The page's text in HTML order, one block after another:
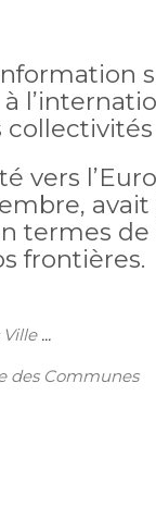
vers
termes
frontières.
...
des Communes